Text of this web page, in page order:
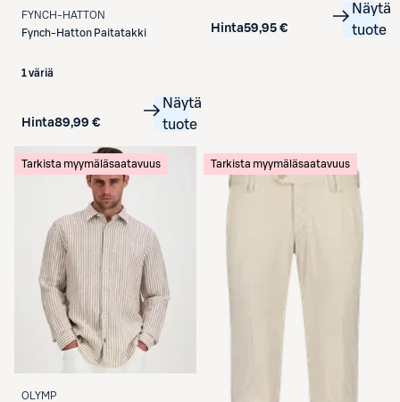
FYNCH-HATTON
Fynch-Hatton Paitatakki
1 väriä
Hinta89,99 €
Näytä
tuote
Hinta59,95 €
Näytä
tuote
Tarkista myymäläsaatavuus
OLYMP
Tarkista myymäläsaatavuus